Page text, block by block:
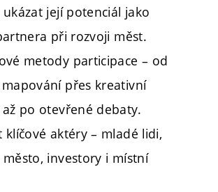
její potenciál jako
při rozvoji měst.
metody participace – od
přes kreativní
po otevřené debaty.
klíčové aktéry – mladé lidi,
investory i místní